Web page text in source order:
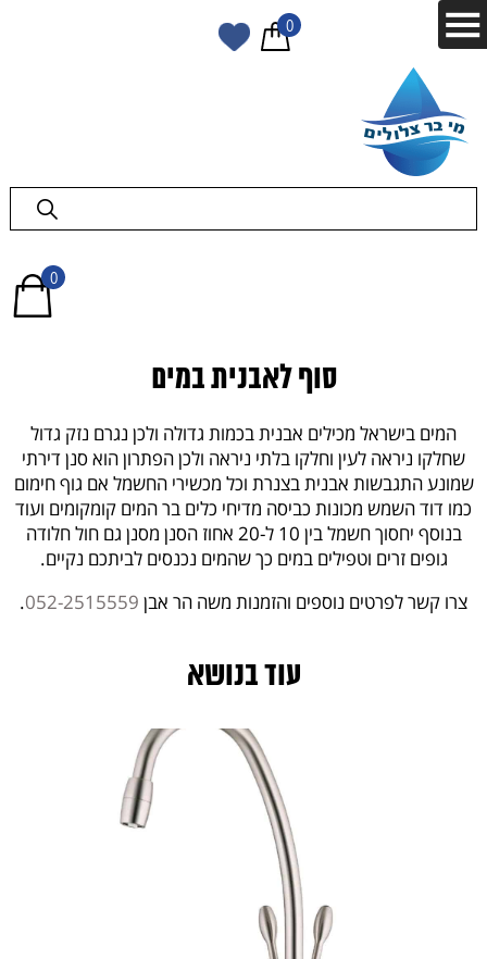
0
0
סוף לאבנית במים
המים בישראל מכילים אבנית בכמות גדולה ולכן נגרם נזק גדול
שחלקו ניראה לעין וחלקו בלתי ניראה ולכן הפתרון הוא סנן דירתי
שמונע התגבשות אבנית בצנרת וכל מכשירי החשמל אם גוף חימום
כמו דוד השמש מכונות כביסה מדיחי כלים בר המים קומקומים ועוד
בנוסף יחסוך חשמל בין 10 ל-20 אחוז הסנן מסנן גם חול חלודה
גופים זרים וטפילים במים כך שהמים נכנסים לביתכם נקיים.
צרו קשר לפרטים נוספים והזמנות משה הר אבן 052-2515559
.
עוד בנושא